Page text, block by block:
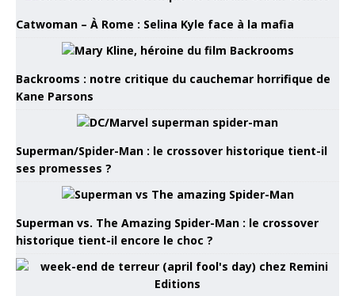
Catwoman – À Rome : Selina Kyle face à la mafia
Backrooms : notre critique du cauchemar horrifique de
Kane Parsons
Superman/Spider-Man : le crossover historique tient-il
ses promesses ?
Superman vs. The Amazing Spider-Man : le crossover
historique tient-il encore le choc ?